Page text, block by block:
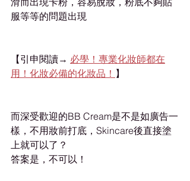
服等等的問題出現
【引申閱讀→ 必學！專業化妝師都在
用！化妝必備的化妝品！ 】
而深受歡迎的BB Cream是不是如廣告一
樣，不用妝前打底，Skincare後直接塗
上就可以了？
答案是，不可以！